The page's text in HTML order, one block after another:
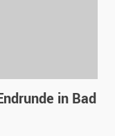
in Bad